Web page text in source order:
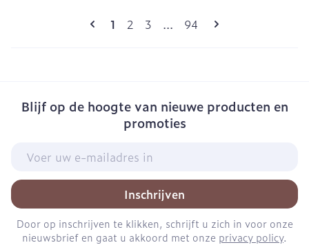
Pagina's
U lees momenteel pagina
1 Pagina
2 Pagina
3 ... Pagina
94
Blijf op de hoogte van nieuwe producten en
promoties
Inschrijven
Door op inschrijven te klikken, schrijft u zich in voor onze
nieuwsbrief en gaat u akkoord met onze privacy policy.